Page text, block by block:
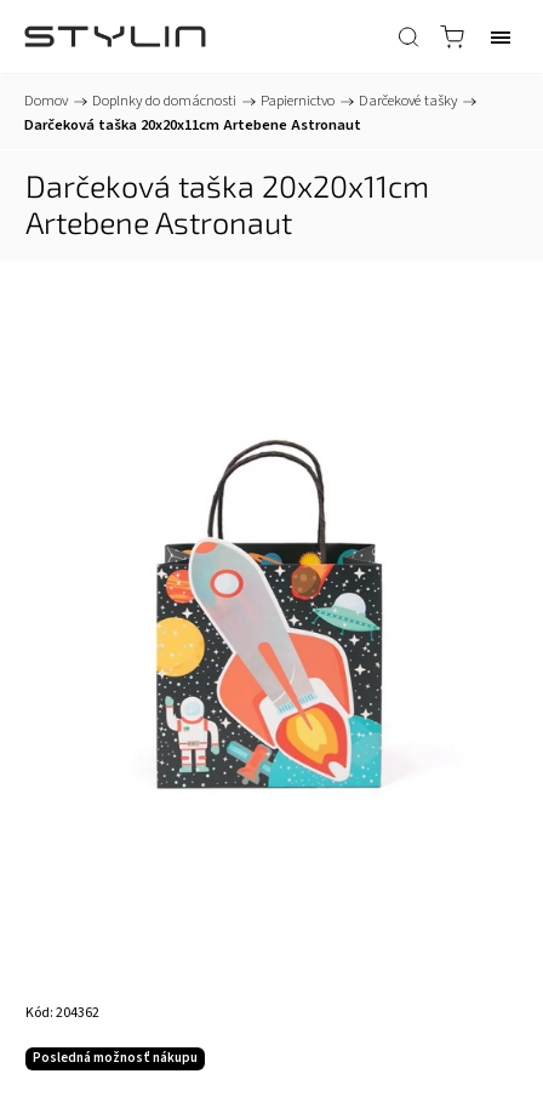
Domov / Doplnky do domácnosti / Papiernictvo / Darčekové tašky /
Darčeková taška 20x20x11cm Artebene Astronaut
Darčeková taška 20x20x11cm
Artebene Astronaut
Kód:204362
Posledná možnosť nákupu